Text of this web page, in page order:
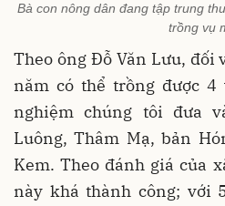
Bà con nông dân đang tập trung
trồng vụ
Theo ông Đỗ Văn Lưu, đối
năm có thể trồng được
nghiệm chúng tôi đưa
Luông, Thâm Mạ, bản
Kem. Theo đánh giá của
này khá thành công; với